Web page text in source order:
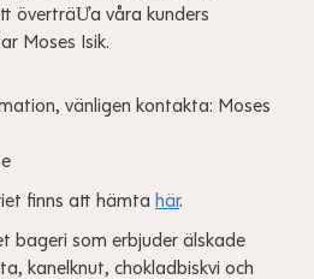
överträƯa våra kunders
Moses Isik.
vänligen kontakta: Moses
finns att hämta här.
bageri som erbjuder älskade
kanelknut, chokladbiskvi och